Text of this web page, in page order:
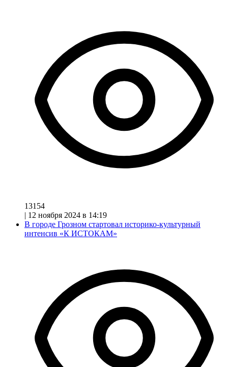
13154
| 12 ноября 2024 в 14:19
В городе Грозном стартовал историко-культурный
интенсив «К ИСТОКАМ»